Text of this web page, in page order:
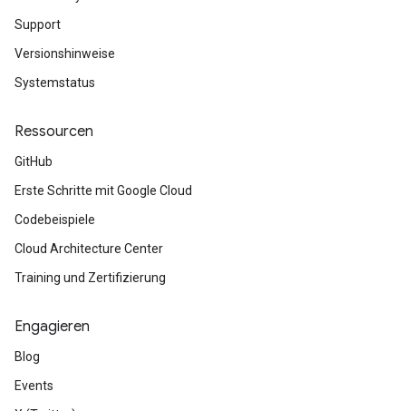
Support
Versionshinweise
Systemstatus
Ressourcen
GitHub
Erste Schritte mit Google Cloud
Codebeispiele
Cloud Architecture Center
Training und Zertifizierung
Engagieren
Blog
Events